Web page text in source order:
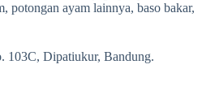
potongan ayam lainnya, baso bakar,
103C, Dipatiukur, Bandung.